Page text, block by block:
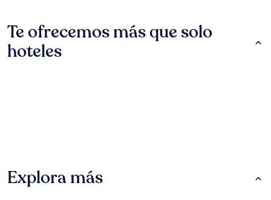
Te ofrecemos más que solo
hoteles
Explora más